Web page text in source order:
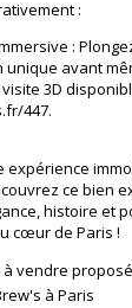
:
:
unique avant
3D
447.
expérience
ce bien
histoire et
cœur de Paris !
vendre
à Paris